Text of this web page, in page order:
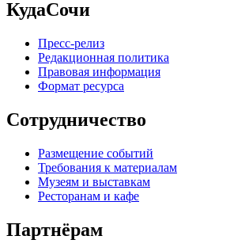
КудаСочи
Пресс-релиз
Редакционная политика
Правовая информация
Формат ресурса
Сотрудничество
Размещение событий
Требования к материалам
Музеям и выставкам
Ресторанам и кафе
Партнёрам